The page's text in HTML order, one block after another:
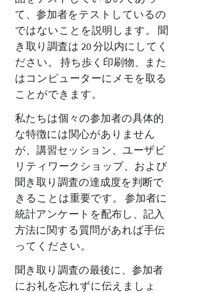
て、参加者をテストしているの
ではないことを説明します。 聞
き取り調査は 20 分以内にしてく
ださい。 持ち歩く印刷物、また
はコンピューターにメモを取る
ことができます。
私たちは個々の参加者の具体的
な特徴には関心がありません
が、講習セッション、ユーザビ
リティワークショップ、および
聞き取り調査の達成度を判断で
きることは重要です。 参加者に
統計アンケートを配布し、記入
方法に関する質問があれば手伝
ってください。
聞き取り調査の最後に、参加者
にお礼を忘れずに伝えましょ